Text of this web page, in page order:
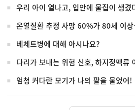
우리 아이 열나고, 입안에 물집이 생겼
온열질환 추정 사망 60%가 80세 이상…
베체트병에 대해 아시나요?
다리가 보내는 위험 신호, 하지정맥류
엄청 커다란 모기가 나의 팔을 물었어!